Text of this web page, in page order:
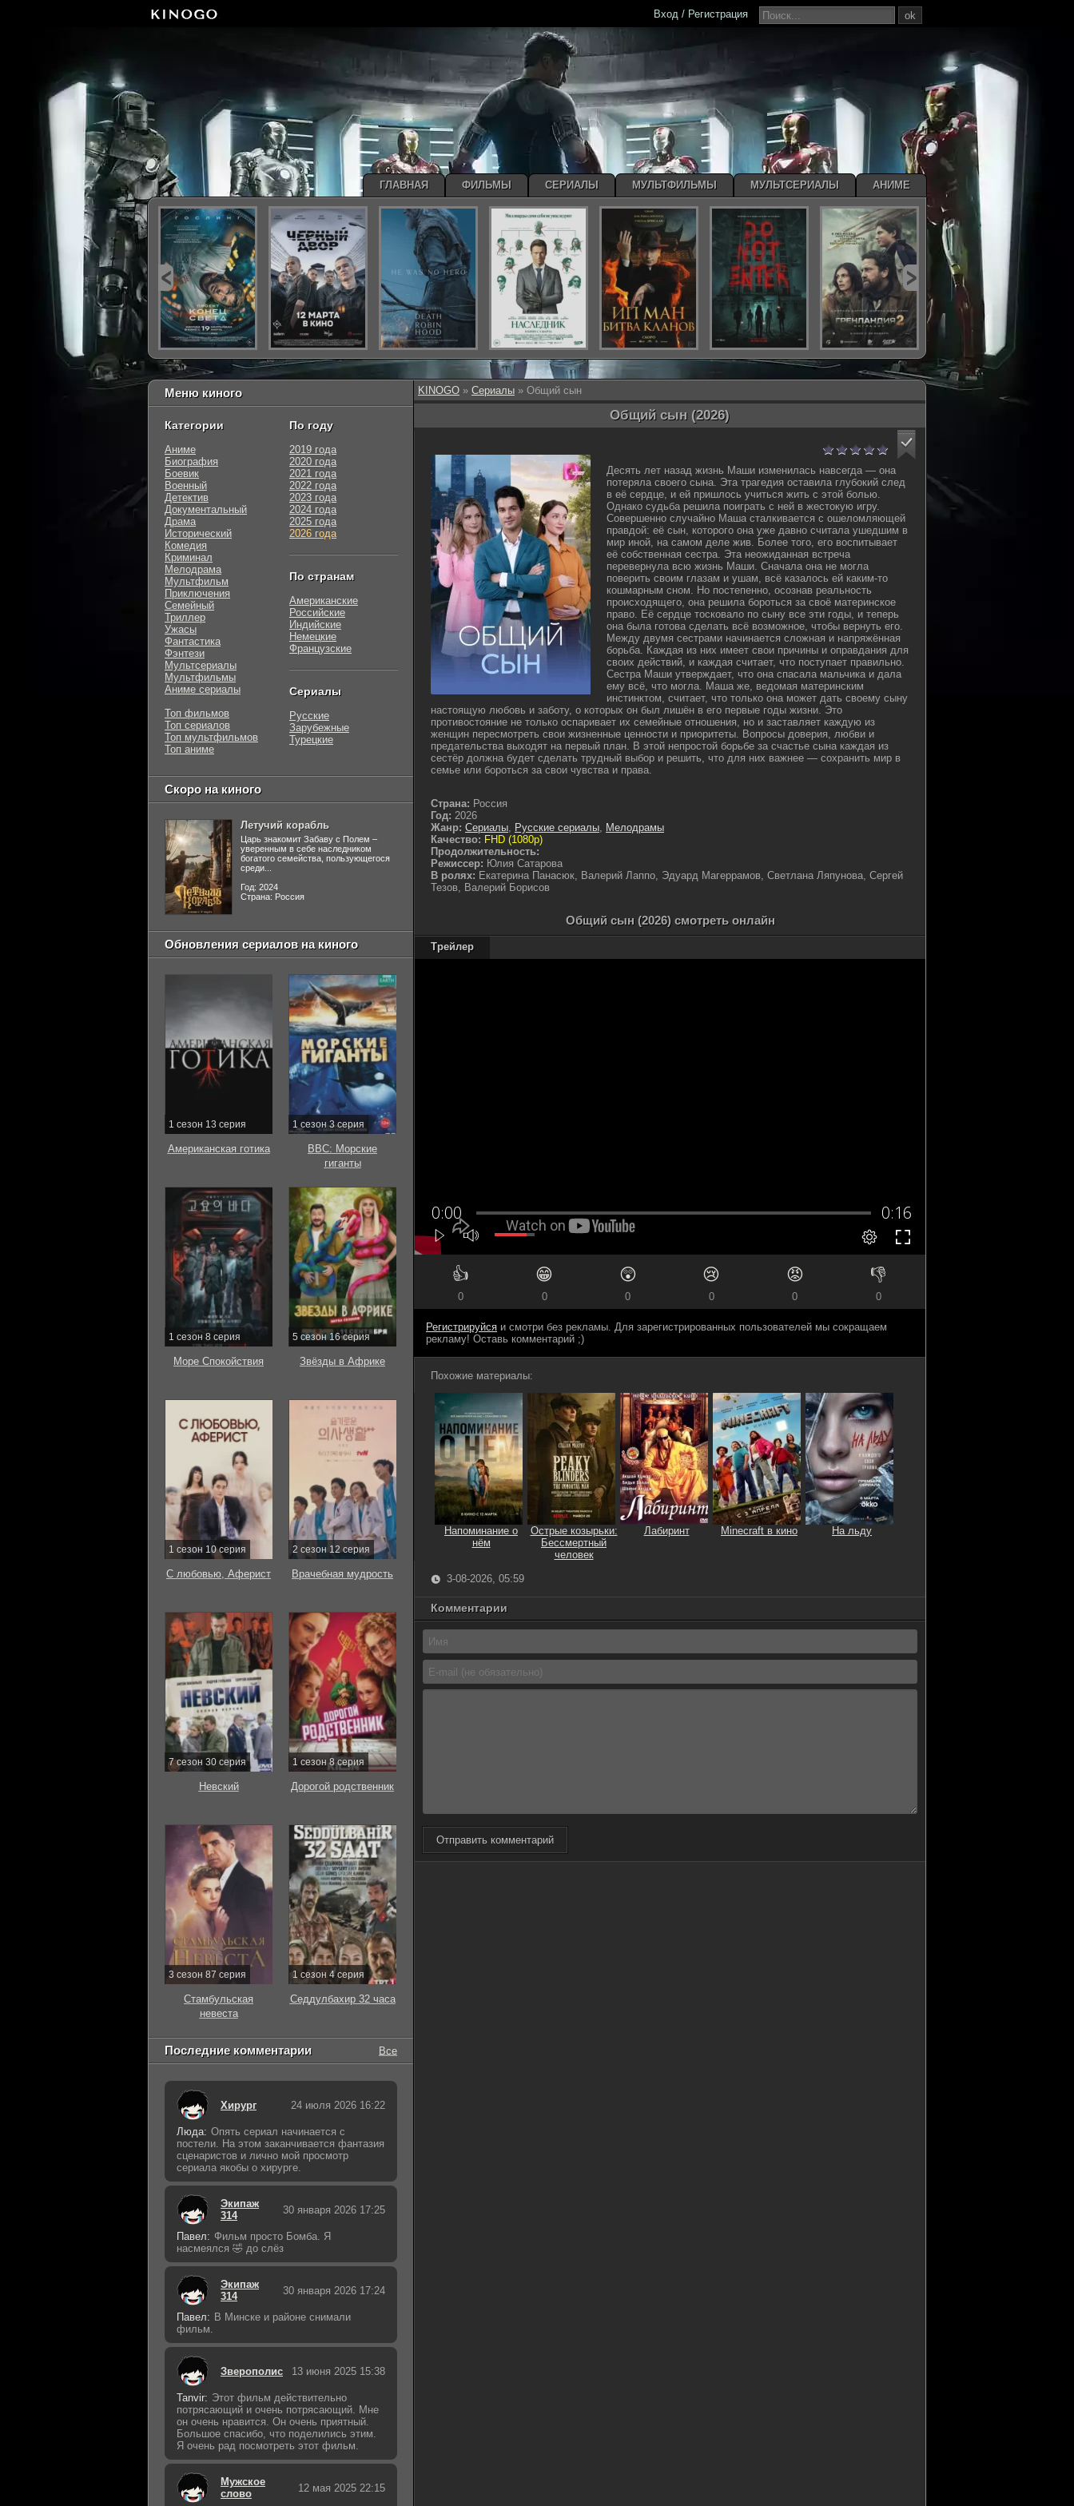
KINOGO » Сериалы » Общий сын
Общий сын (2026)
Десять лет назад жизнь Маши изменилась навсегда — она
потеряла своего сына. Эта трагедия оставила глубокий след
в её сердце, и ей пришлось учиться жить с этой болью.
Однако судьба решила поиграть с ней в жестокую игру.
Совершенно случайно Маша сталкивается с ошеломляющей
правдой: её сын, которого она уже давно считала ушедшим в
мир иной, на самом деле жив. Более того, его воспитывает
её собственная сестра. Эта неожиданная встреча
перевернула всю жизнь Маши. Сначала она не могла
поверить своим глазам и ушам, всё казалось ей каким-то
кошмарным сном. Но постепенно, осознав реальность
происходящего, она решила бороться за своё материнское
право. Её сердце тосковало по сыну все эти годы, и теперь
она была готова сделать всё возможное, чтобы вернуть его.
Между двумя сестрами начинается сложная и напряжённая
борьба. Каждая из них имеет свои причины и оправдания для
своих действий, и каждая считает, что поступает правильно.
Сестра Маши утверждает, что она спасала мальчика и дала
ему всё, что могла. Маша же, ведомая материнским
инстинктом, считает, что только она может дать своему сыну
настоящую любовь и заботу, о которых он был лишён в его первые годы жизни. Это
противостояние не только оспаривает их семейные отношения, но и заставляет каждую из
женщин пересмотреть свои жизненные ценности и приоритеты. Вопросы доверия, любви и
предательства выходят на первый план. В этой непростой борьбе за счастье сына каждая из
сестёр должна будет сделать трудный выбор и решить, что для них важнее — сохранить мир в
семье или бороться за свои чувства и права.
Страна: Россия
Год: 2026
Жанр: Сериалы, Русские сериалы, Мелодрамы
Качество: FHD (1080p)
Продолжительность:
Режиссер: Юлия Сатарова
В ролях: Екатерина Панасюк, Валерий Лаппо, Эдуард Магеррамов, Светлана Ляпунова, Сергей
Тезов, Валерий Борисов
Общий сын (2026) смотреть онлайн
Трейлер
👍
0
😁
0
😲
0
😢
0
😡
0
👎
0
Регистрируйся и смотри без рекламы. Для зарегистрированных пользователей мы сокращаем
рекламу! Оставь комментарий ;)
Похожие материалы:
Напоминание о
нём
Острые козырьки:
Бессмертный
человек
Лабиринт Minecraft в кино На льду
3-08-2026, 05:59
Комментарии
Отправить комментарий
Меню киного
Категории
Аниме
Биография
Боевик
Военный
Детектив
Документальный
Драма
Исторический
Комедия
Криминал
Мелодрама
Мультфильм
Приключения
Семейный
Триллер
Ужасы
Фантастика
Фэнтези
Мультсериалы
Мультфильмы
Аниме сериалы
Топ фильмов
Топ сериалов
Топ мультфильмов
Топ аниме
По году
2019 года
2020 года
2021 года
2022 года
2023 года
2024 года
2025 года
2026 года
По странам
Американские
Российские
Индийские
Немецкие
Французские
Сериалы
Русские
Зарубежные
Турецкие
Скоро на киного
Летучий корабль
Царь знакомит Забаву с Полем –
уверенным в себе наследником
богатого семейства, пользующегося
среди...
Год: 2024
Страна: Россия
Обновления сериалов на киного
1 сезон 13 серия
Американская готика
1 сезон 3 серия
BBC: Морские
гиганты
1 сезон 8 серия
Море Спокойствия
5 сезон 16 серия
Звёзды в Африке
1 сезон 10 серия
С любовью, Аферист
2 сезон 12 серия
Врачебная мудрость
7 сезон 30 серия
Невский
1 сезон 8 серия
Дорогой родственник
3 сезон 87 серия
Стамбульская
невеста
1 сезон 4 серия
Седдулбахир 32 часа
Последние комментарии Все
Хирург 24 июля 2026 16:22
Люда: Опять сериал начинается с
постели. На этом заканчивается фантазия
сценаристов и лично мой просмотр
сериала якобы о хирурге.
Экипаж
314
30 января 2026 17:25
Павел: Фильм просто Бомба. Я
насмеялся 🤣 до слёз
Экипаж
314
30 января 2026 17:24
Павел: В Минске и районе снимали
фильм.
Зверополис 13 июня 2025 15:38
Tanvir: Этот фильм действительно
потрясающий и очень потрясающий. Мне
он очень нравится. Он очень приятный.
Большое спасибо, что поделились этим.
Я очень рад посмотреть этот фильм.
Мужское
слово
12 мая 2025 22:15
ok
Вход / Регистрация
ГЛАВНАЯ ФИЛЬМЫ СЕРИАЛЫ МУЛЬТФИЛЬМЫ МУЛЬТСЕРИАЛЫ АНИМЕ